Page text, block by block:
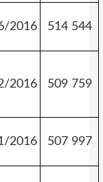
2016 514 544
2016 509 759
2016 507 997